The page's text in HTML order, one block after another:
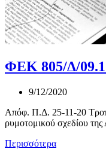
ΦΕΚ 805/Δ/
9/12/2020
Απόφ. Π.Δ. 25-11-20
ρυμοτομικού σχεδίου της
Περισσότερα